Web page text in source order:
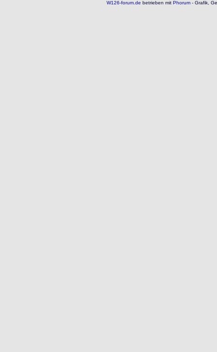
W126-forum.de betrieben mitPhorum- Grafik,